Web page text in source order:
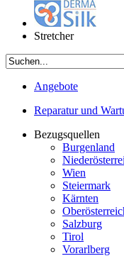
Stretcher
Angebote
Reparatur und
Bezugsquellen
Burgenland
Wien
Steiermark
Kärnten
Salzburg
Tirol
Vorarlberg